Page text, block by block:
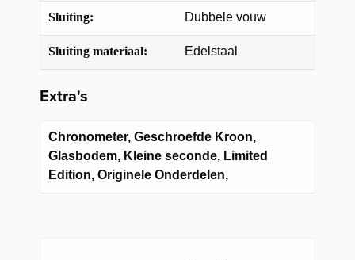
Sluiting: Dubbele vouw
Sluiting materiaal: Edelstaal
Extra's
Chronometer, Geschroefde Kroon,
Glasbodem, Kleine seconde, Limited
Edition, Originele Onderdelen,